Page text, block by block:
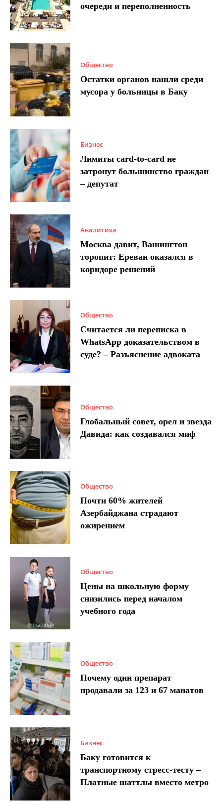
очереди и переполненность
Общество
Остатки органов нашли среди
мусора у больницы в Баку
Бизнес
Лимиты card-to-card не
затронут большинство граждан
– депутат
Аналитика
Москва давит, Вашингтон
торопит: Ереван оказался в
коридоре решений
Общество
Считается ли переписка в
WhatsApp доказательством в
суде? – Разъяснение адвоката
Общество
Глобальный совет, орел и звезда
Давида: как создавался миф
Общество
Почти 60% жителей
Азербайджана страдают
ожирением
Общество
Цены на школьную форму
снизились перед началом
учебного года
Общество
Почему один препарат
продавали за 123 и 67 манатов
Бизнес
Баку готовится к
транспортному стресс-тесту –
Платные шаттлы вместо метро